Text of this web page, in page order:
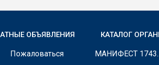
ОБЪЯВЛЕНИЯ КАТАЛОГ
Пожаловаться МАНИФЕСТ